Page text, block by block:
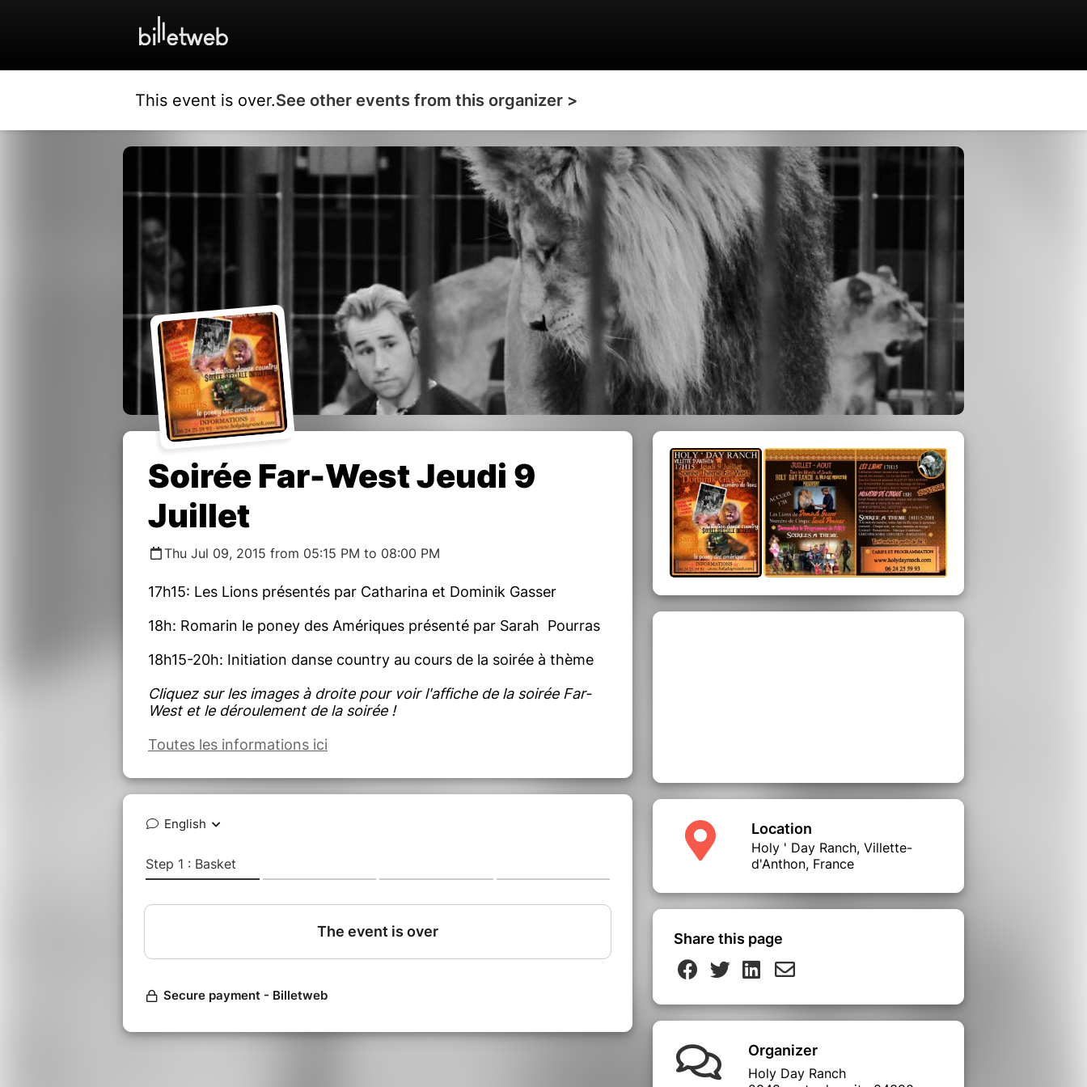
This event is over.See other events from this organizer >
Soirée Far-West Jeudi 9
Juillet
Thu Jul 09, 2015 from 05:15 PM to 08:00 PM
17h15: Les Lions présentés par Catharina et Dominik Gasser
18h: Romarin le poney des Amériques présenté par Sarah Pourras
18h15-20h: Initiation danse country au cours de la soirée à thème
Cliquez sur les images à droite pour voir l'affiche de la soirée Far-
West et le déroulement de la soirée !
Toutes les informations ici
Location
Holy ' Day Ranch, Villette-
d'Anthon, France
Share this page
Organizer
Holy Day Ranch